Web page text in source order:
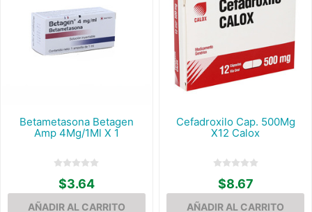
Betametasona Betagen
Amp 4Mg/1Ml X 1
$3.64
Cefadroxilo Cap. 500Mg
X12 Calox
$8.67